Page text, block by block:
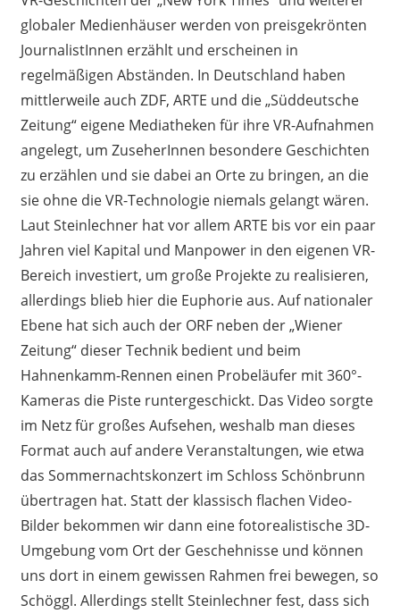
globaler Medienhäuser werden von preisgekrönten
JournalistInnen erzählt und erscheinen in
regelmäßigen Abständen. In Deutschland haben
mittlerweile auch ZDF, ARTE und die „Süddeutsche
Zeitung“ eigene Mediatheken für ihre VR-Aufnahmen
angelegt, um ZuseherInnen besondere Geschichten
zu erzählen und sie dabei an Orte zu bringen, an die
sie ohne die VR-Technologie niemals gelangt wären.
Laut Steinlechner hat vor allem ARTE bis vor ein paar
Jahren viel Kapital und Manpower in den eigenen VR-
Bereich investiert, um große Projekte zu realisieren,
allerdings blieb hier die Euphorie aus. Auf nationaler
Ebene hat sich auch der ORF neben der „Wiener
Zeitung“ dieser Technik bedient und beim
Hahnenkamm-Rennen einen Probeläufer mit 360°-
Kameras die Piste runtergeschickt. Das Video sorgte
im Netz für großes Aufsehen, weshalb man dieses
Format auch auf andere Veranstaltungen, wie etwa
das Sommernachtskonzert im Schloss Schönbrunn
übertragen hat. Statt der klassisch flachen Video-
Bilder bekommen wir dann eine fotorealistische 3D-
Umgebung vom Ort der Geschehnisse und können
uns dort in einem gewissen Rahmen frei bewegen, so
Schöggl. Allerdings stellt Steinlechner fest, dass sich